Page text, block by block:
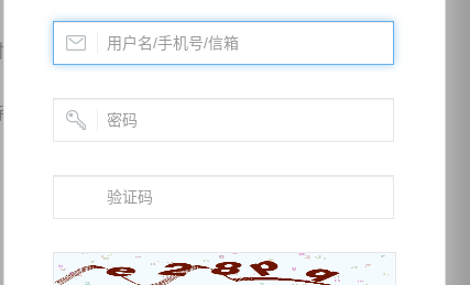
的时间仿佛快要静止，每一秒都过的极其缓慢。
想要得知结果。